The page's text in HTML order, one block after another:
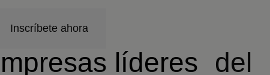
Inscríbete ahora
líderes del